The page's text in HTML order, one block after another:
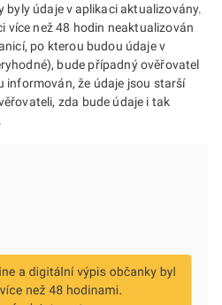
byly údaje v aplikaci aktualizovány.
více než 48 hodin neaktualizován
po kterou budou údaje v
bude případný ověřovatel
informován, že údaje jsou starší
zda bude údaje i tak